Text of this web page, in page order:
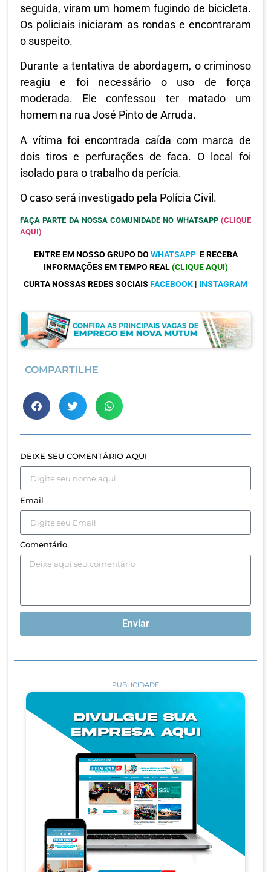
seguida, viram um homem fugindo de bicicleta.
Os policiais iniciaram as rondas e encontraram
o suspeito.
Durante a tentativa de abordagem, o criminoso
reagiu e foi necessário o uso de força
moderada. Ele confessou ter matado um
homem na rua José Pinto de Arruda.
A vítima foi encontrada caída com marca de
dois tiros e perfurações de faca. O local foi
isolado para o trabalho da perícia.
O caso será investigado pela Polícia Civil.
FAÇA PARTE DA NOSSA COMUNIDADE NO WHATSAPP (CLIQUE
AQUI)
ENTRE EM NOSSO GRUPO DO WHATSAPP E RECEBA
INFORMAÇÕES EM TEMPO REAL(CLIQUE AQUI)
CURTA NOSSAS REDES SOCIAIS FACEBOOK | INSTAGRAM
COMPARTILHE
DEIXE SEU COMENTÁRIO AQUI
Email
Comentário
Enviar
PUBLICIDADE